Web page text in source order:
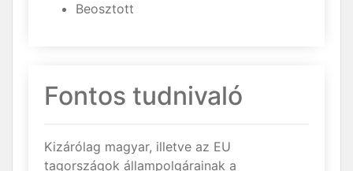
Beosztott
Fontos tudnivaló
Kizárólag magyar, illetve az EU
tagországok állampolgárainak a